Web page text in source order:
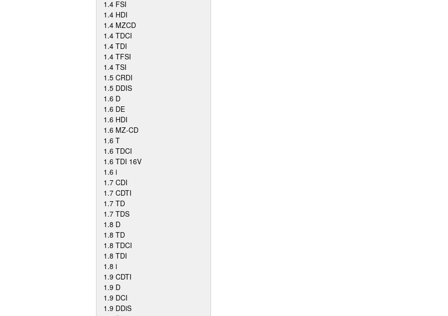
1.4 FSI
1.4 HDI
1.4 MZCD
1.4 TDCI
1.4 TDI
1.4 TFSI
1.4 TSI
1.5 CRDI
1.5 DDIS
1.6 D
1.6 DE
1.6 HDI
1.6 MZ-CD
1.6 T
1.6 TDCI
1.6 TDI 16V
1.6 i
1.7 CDI
1.7 CDTI
1.7 TD
1.7 TDS
1.8 D
1.8 TD
1.8 TDCI
1.8 TDI
1.8 i
1.9 CDTI
1.9 D
1.9 DCI
1.9 DDiS